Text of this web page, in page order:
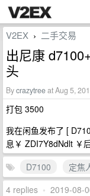
V2EX › 二手交易
出尼康
头
Bycrazytreeat Aug 5,
打包 3500
我在闲鱼发布了 [
息￥ ZDI7Y8dNdlt ￥
D7100
定焦
4 replies • 2019-08-